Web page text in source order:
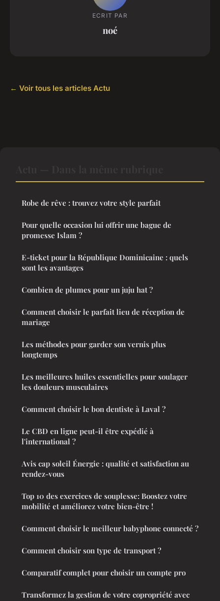
ECRIT PAR
noé
← Voir tous les articles Actu
Robe de rêve : trouvez votre style parfait
Pour quelle occasion lui offrir une bague de
promesse Islam ?
E-ticket pour la République Dominicaine : quels
sont les avantages
Combien de plumes pour un juju hat ?
Comment choisir le parfait lieu de réception de
mariage
Les méthodes pour garder son vernis plus
longtemps
Les meilleures huiles essentielles pour soulager
les douleurs musculaires
Comment choisir le bon dentiste à Laval ?
Le CBD en ligne peut-il être expédié à
l'international ?
Avis cap soleil Énergie : qualité et satisfaction au
rendez-vous
Top 10 des exercices de souplesse: Boostez votre
mobilité et améliorez votre bien-être !
Comment choisir le meilleur babyphone connecté ?
Comment choisir son type de transport ?
Comparatif complet pour choisir un compte pro
Transformez la gestion de votre copropriété avec